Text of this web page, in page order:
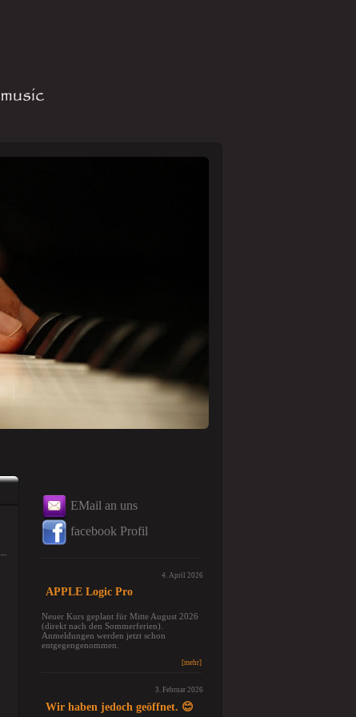
EMail an uns
facebook Profil
4. April 2026
APPLE Logic Pro
Neuer Kurs geplant für Mitte August 2026
(direkt nach den Sommerferien).
Anmeldungen werden jetzt schon
entgegengenommen.
[mehr]
3. Februar 2026
Wir haben jedoch geöffnet. 😊